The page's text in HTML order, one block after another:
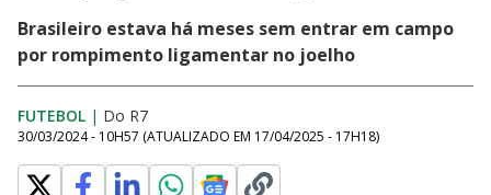
Brasileiro estava há meses sem entrar em campo
por rompimento ligamentar no joelho
FUTEBOL | Do R7
30/03/2024 - 10H57 (ATUALIZADO EM 17/04/2025 - 17H18)